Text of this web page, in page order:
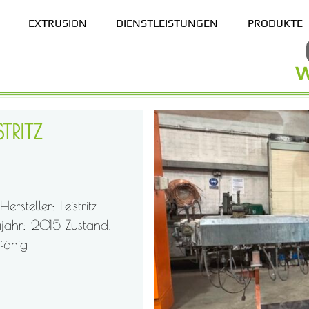
EXTRUSION DIENSTLEISTUNGEN PRODUKTE
Leistritz
2015 Zustand: